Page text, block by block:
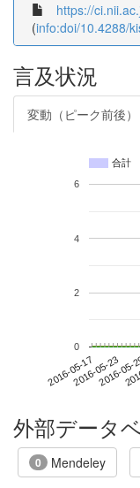
https://
(info:doi/10.4288/
言及状況
変動（ピーク前後）
合計
2016-05-172016-05-23
2016-
0
2
4
6
外部データ
0 Mendeley